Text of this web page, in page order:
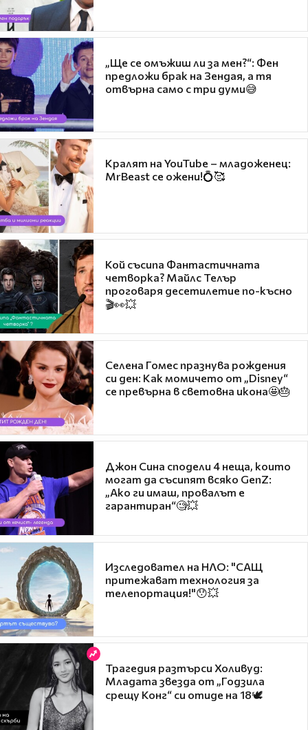
„Ще се омъжиш ли за мен?“: Фен
предложи брак на Зендая, а тя
отвърна само с три думи😅
Кралят на YouTube – младоженец:
MrBeast се ожени!💍🥰
Кой съсипа Фантастичната
четворка? Майлс Телър
проговаря десетилетие по-късно
🎬👀💥
Селена Гомес празнува рождения
си ден: Как момичето от „Disney“
се превърна в световна икона🤩🎂
Джон Сина сподели 4 неща, които
могат да съсипят всяко GenZ:
„Ако ги имаш, провалът е
гарантиран“🧐💥
Изследовател на НЛО: "САЩ
притежават технология за
телепортация!"😯💥
Трагедия разтърси Холивуд:
Младата звезда от „Годзила
срещу Конг“ си отиде на 18🕊️